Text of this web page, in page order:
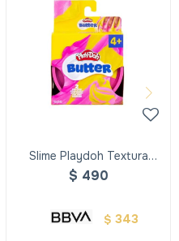
Slime Playdoh Textura
Butter Mix 2 Colores
$ 490
$ 343